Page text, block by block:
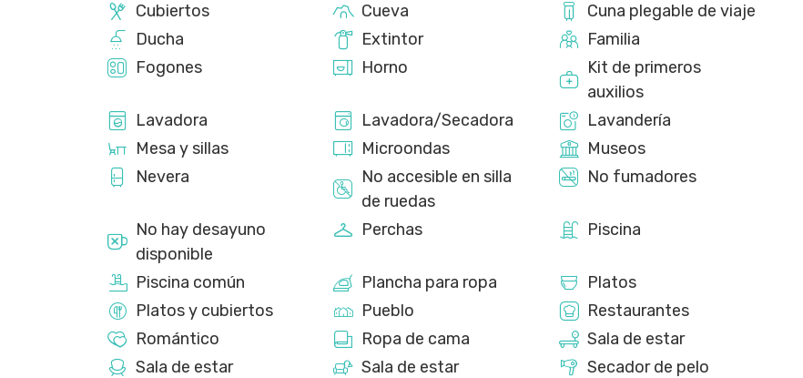
Cubiertos
Cueva
Cuna plegable de viaje
Ducha
Extintor
Familia
Fogones
Horno
Kit de primeros
auxilios
Lavadora
Lavadora/Secadora
Lavandería
Mesa y sillas
Microondas
Museos
Nevera
No accesible en silla
de ruedas
No fumadores
No hay desayuno
disponible
Perchas Piscina
Piscina común Plancha para ropa
Platos
Platos y cubiertos
Pueblo
Restaurantes
Romántico
Ropa de cama
Sala de estar
Sala de estar
Sala de estar
Secador de pelo